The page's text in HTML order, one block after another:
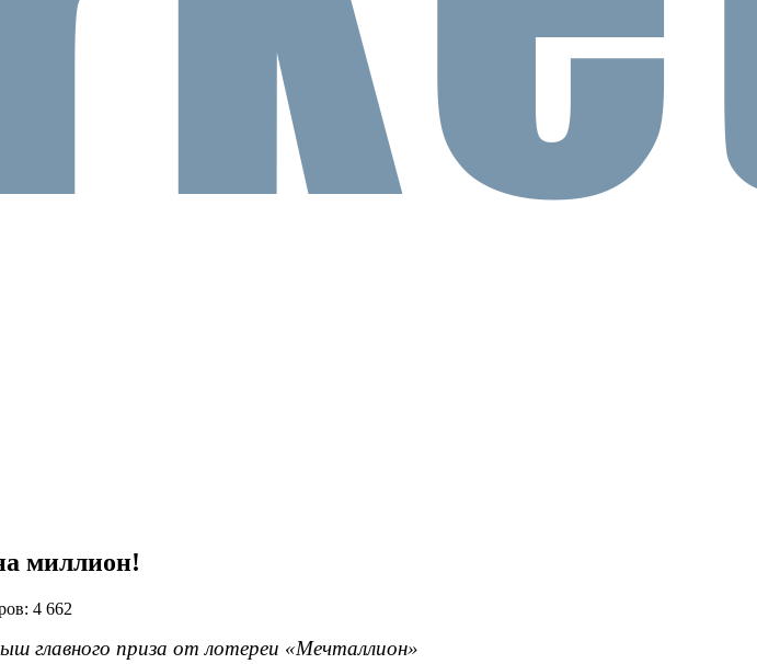
миллион!
4 662
главного приза от лотереи «Мечталлион»